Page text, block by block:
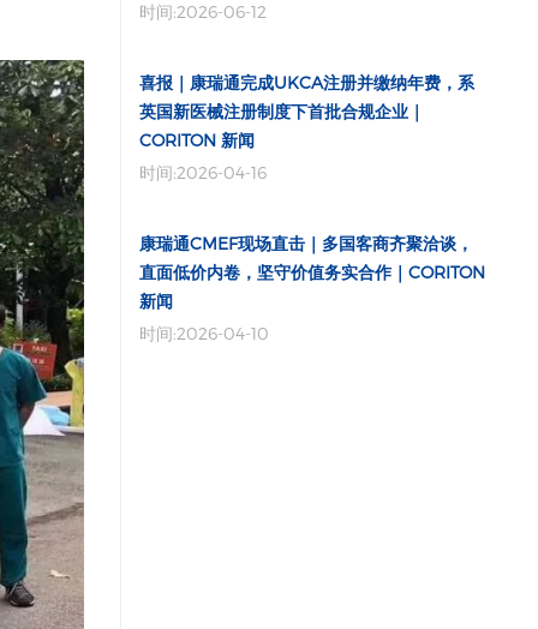
时间:2026-06-12
喜报｜康瑞通完成UKCA注册并缴纳年费，系
英国新医械注册制度下首批合规企业｜
CORITON 新闻
时间:2026-04-16
康瑞通CMEF现场直击｜多国客商齐聚洽谈，
直面低价内卷，坚守价值务实合作｜CORITON
新闻
时间:2026-04-10